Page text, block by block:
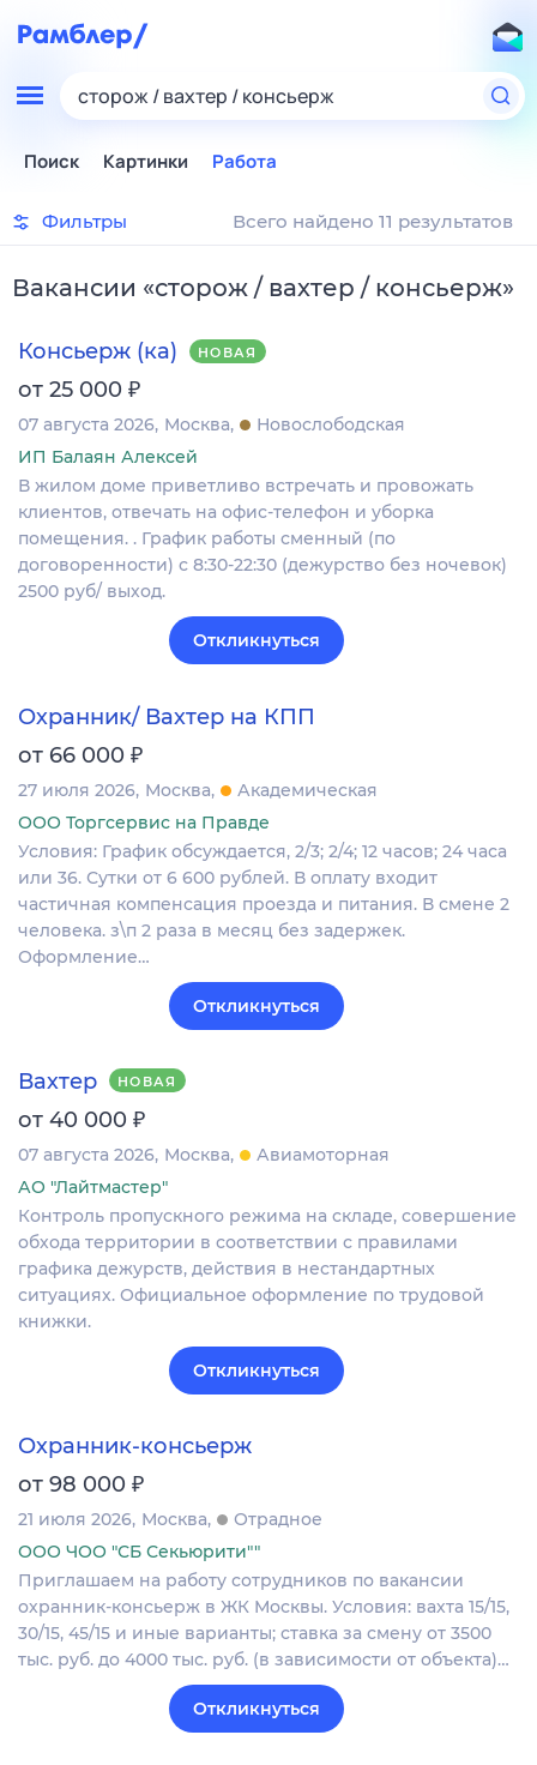
сторож / вахтер / консьерж
Поиск Картинки Работа
Фильтры Всего найдено 11 результатов
Вакансии «сторож / вахтер / консьерж»
Консьерж (ка) НОВАЯ
от 25 000 ₽
07 августа 2026 Москва
Новослободская
ИП Балаян Алексей
В жилом доме приветливо встречать и провожать
клиентов, отвечать на офис-телефон и уборка
помещения. . График работы сменный (по
договоренности) с 8:30-22:30 (дежурство без ночевок)
2500 руб/ выход.
Откликнуться
Охранник/ Вахтер на КПП
от 66 000 ₽
27 июля 2026 Москва
Академическая
ООО Торгсервис на Правде
Условия: График обсуждается, 2/3; 2/4; 12 часов; 24 часа
или 36. Сутки от 6 600 рублей. В оплату входит
частичная компенсация проезда и питания. В смене 2
человека. з\п 2 раза в месяц без задержек.
Оформление…
Откликнуться
Вахтер НОВАЯ
от 40 000 ₽
07 августа 2026 Москва
Авиамоторная
АО "Лайтмастер"
Контроль пропускного режима на складе, совершение
обхода территории в соответствии с правилами
графика дежурств, действия в нестандартных
ситуациях. Официальное оформление по трудовой
книжки.
Откликнуться
Охранник-консьерж
от 98 000 ₽
21 июля 2026 Москва
Отрадное
ООО ЧОО "СБ Секьюрити""
Приглашаем нa работу сотрудников по вакансии
охранник-консьерж в ЖК Москвы. Условия: вахта 15/15,
30/15, 45/15 и иные варианты; ставка зa смену от 3500
тыс. руб. дo 4000 тыс. pуб. (в зависимости от объекта)…
Откликнуться